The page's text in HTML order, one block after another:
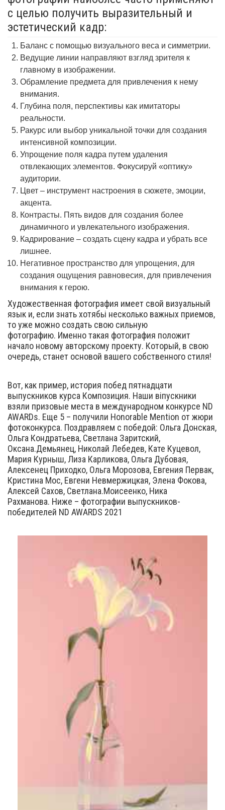
с целью получить выразительный и
эстетический кадр:
Баланс с помощью визуального веса и симметрии.
Ведущие линии направляют взгляд зрителя к
главному в изображении.
Обрамление предмета для привлечения к нему
внимания.
Глубина поля, перспективы как имитаторы
реальности.
Ракурс или выбор уникальной точки для создания
интенсивной композиции.
Упрощение поля кадра путем удаления
отвлекающих элементов. Фокусируй «оптику»
аудитории.
Цвет – инструмент настроения в сюжете, эмоции,
акцента.
Контрасты. Пять видов для создания более
динамичного и увлекательного изображения.
Кадрирование – создать сцену кадра и убрать все
лишнее.
Негативное пространство для упрощения, для
создания ощущения равновесия, для привлечения
внимания к герою.
Художественная фотография имеет свой визуальный
язык и, если знать хотябьі несколько важных приемов,
то уже можно создать свою сильную
фотографию. Именно такая фотография положит
начало новому авторскому проекту. Который, в свою
очередь, станет основой вашего собственного стиля!
Вот, как пример, история побед пятнадцати
выпускников курса Композиция. Наши віпускники
взяли призовые места в международном конкурсе ND
AWARDs. Еще 5 – получили Honorable Mention от жюри
фотоконкурса. Поздравляем с победой: Ольга Донская,
Ольга Кондратьева, Светлана Заритский,
Оксана.Демьянец, Николай Лебедев, Кате Куцевол,
Мария Курныш, Лиза Карликова, Ольга Дубовая,
Алексенец Приходко, Ольга Морозова, Евгения Первак,
Кристина Мос, Евгени Невмержицкая, Элена Фокова,
Алексей Сахов, Светлана.Моисеенко, Ника
Рахманова. Ниже – фотографии выпускников-
победителей ND AWARDS 2021